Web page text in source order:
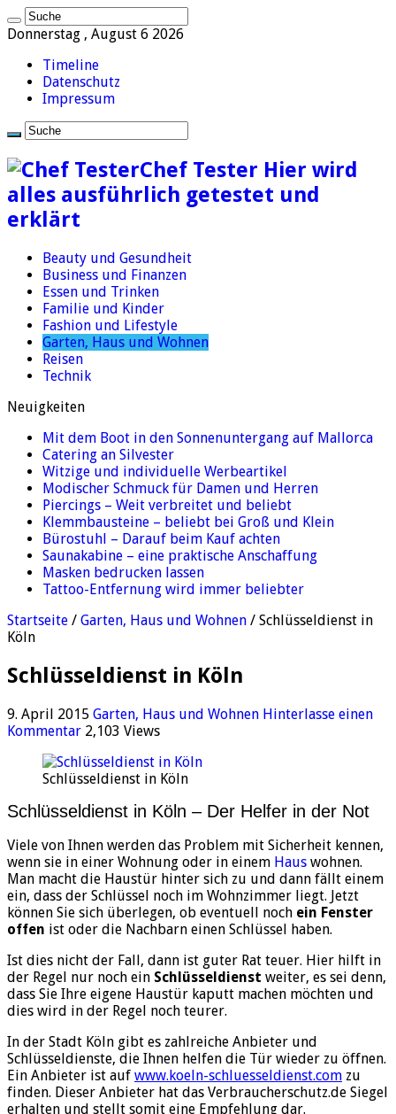
Donnerstag , August 6 2026
Timeline
Datenschutz
Impressum
Chef Tester Hier wird
alles ausführlich getestet und
erklärt
Beauty und Gesundheit
Business und Finanzen
Essen und Trinken
Familie und Kinder
Fashion und Lifestyle
Garten, Haus und Wohnen
Reisen
Technik
Neuigkeiten
Mit dem Boot in den Sonnenuntergang auf Mallorca
Catering an Silvester
Witzige und individuelle Werbeartikel
Modischer Schmuck für Damen und Herren
Piercings – Weit verbreitet und beliebt
Klemmbausteine – beliebt bei Groß und Klein
Bürostuhl – Darauf beim Kauf achten
Saunakabine – eine praktische Anschaffung
Masken bedrucken lassen
Tattoo-Entfernung wird immer beliebter
Startseite / Garten, Haus und Wohnen / Schlüsseldienst in
Köln
Schlüsseldienst in Köln
9. April 2015 Garten, Haus und Wohnen Hinterlasse einen
Kommentar 2,103 Views
Schlüsseldienst in Köln
Schlüsseldienst in Köln – Der Helfer in der Not
Viele von Ihnen werden das Problem mit Sicherheit kennen,
wenn sie in einer Wohnung oder in einem Haus wohnen.
Man macht die Haustür hinter sich zu und dann fällt einem
ein, dass der Schlüssel noch im Wohnzimmer liegt. Jetzt
können Sie sich überlegen, ob eventuell noch ein Fenster
offen ist oder die Nachbarn einen Schlüssel haben.
Ist dies nicht der Fall, dann ist guter Rat teuer. Hier hilft in
der Regel nur noch ein Schlüsseldienst weiter, es sei denn,
dass Sie Ihre eigene Haustür kaputt machen möchten und
dies wird in der Regel noch teurer.
In der Stadt Köln gibt es zahlreiche Anbieter und
Schlüsseldienste, die Ihnen helfen die Tür wieder zu öffnen.
Ein Anbieter ist auf www.koeln-schluesseldienst.com zu
finden. Dieser Anbieter hat das Verbraucherschutz.de Siegel
erhalten und stellt somit eine Empfehlung dar.